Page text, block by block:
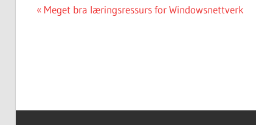
Innleggsnavigasjon
Forrige
Meget bra læringsressurs for Windowsnettverk